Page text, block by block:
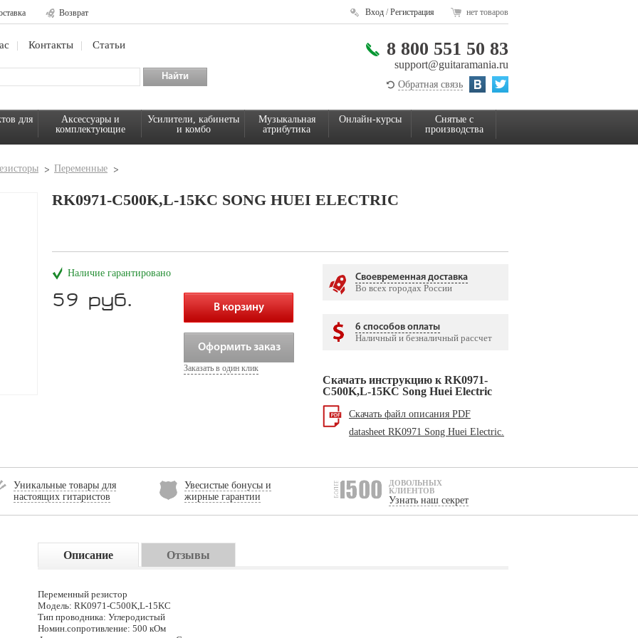
Возврат Вход /Регистрация нет товаров
Контакты Статьи 8 800 551 50 83
support@guitaramania.ru
Обратная связь
для
Аксессуары и
комплектующие
Усилители, кабинеты
и комбо
Музыкальная
атрибутика
Онлайн-курсы
Снятые с
производства
Переменные
RK0971-C500K,L-15KC SONG HUEI ELECTRIC
Наличие гарантировано
59 руб. В корзину
Оформить заказ
Заказать в один клик
Своевременная доставка
Во всех городах России
6 способов оплаты
Наличный и безналичный рассчет
Скачать инструкцию к RK0971-
C500K,L-15KC Song Huei Electric
Скачать файл описания PDF
datasheet RK0971 Song Huei Electric.
Уникальные товары для
настоящих гитаристов
Увесистые бонусы и
жирные гарантии
ДОВОЛЬНЫХ
КЛИЕНТОВ
Узнать наш секрет
Описание Отзывы
Переменный резистор
Модель: RK0971-C500K,L-15KC
Тип проводника: Углеродистый
Номин.сопротивление: 500 кОм